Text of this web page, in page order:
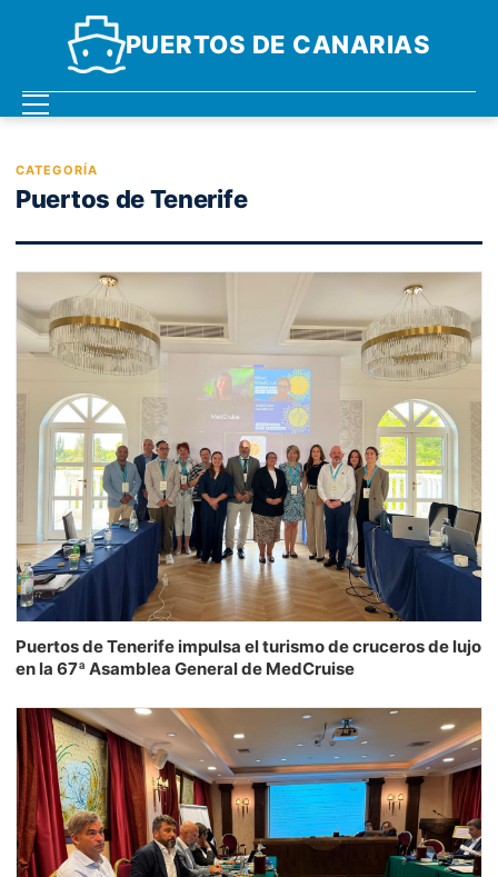
PUERTOS DE CANARIAS
CATEGORÍA
Puertos de Tenerife
Puertos de Tenerife impulsa el turismo de cruceros de lujo
en la 67ª Asamblea General de MedCruise